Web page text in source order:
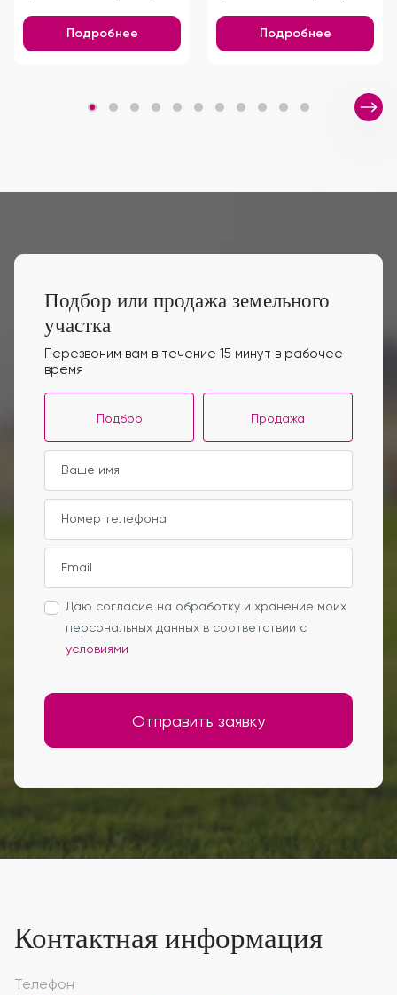
Подробнее Подробнее
Подбор или продажа земельного
участка
Перезвоним вам в течение 15 минут в рабочее
время
Подбор Продажа
Даю согласие на обработку и хранение моих
персональных данных в соответствии с
условиями
Отправить заявку
Контактная информация
Телефон